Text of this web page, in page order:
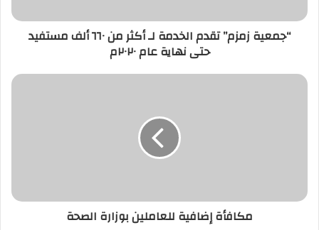
“جمعية زمزم” تقدم الخدمة لـ أكثر من ٦٦٠ ألف مستفيد
حتى نهاية عام ٢٠٢٠م
مكافأة إضافية للعاملين بوزارة الصحة